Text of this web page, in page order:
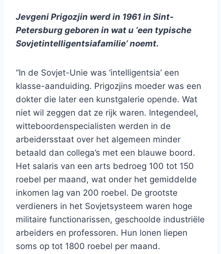
Jevgeni Prigozjin werd in 1961 in Sint-
Petersburg geboren in wat u ‘een typische
Sovjetintelligentsiafamilie’ noemt.
“In de Sovjet-Unie was ‘intelligentsia’ een
klasse-aanduiding. Prigozjins moeder was een
dokter die later een kunstgalerie opende. Wat
niet wil zeggen dat ze rijk waren. Integendeel,
witteboordenspecialisten werden in de
arbeidersstaat over het algemeen minder
betaald dan collega’s met een blauwe boord.
Het salaris van een arts bedroeg 100 tot 150
roebel per maand, wat onder het gemiddelde
inkomen lag van 200 roebel. De grootste
verdieners in het Sovjetsysteem waren hoge
militaire functionarissen, geschoolde industriële
arbeiders en professoren. Hun lonen liepen
soms op tot 1800 roebel per maand.